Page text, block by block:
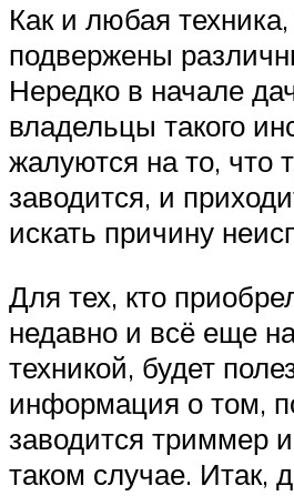
Как и любая
подвержены
Нередко в начале
владельцы такого
жалуются на то, что
заводится, и
искать причину
Для тех, кто
недавно и всё еще
техникой, будет
информация о том,
заводится триммер
таком случае. Итак,